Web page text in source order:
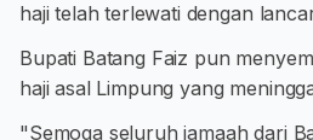
haji telah terlewati dengan
Bupati Batang Faiz pun
haji asal Limpung yang
"Semoga seluruh jamaah dari